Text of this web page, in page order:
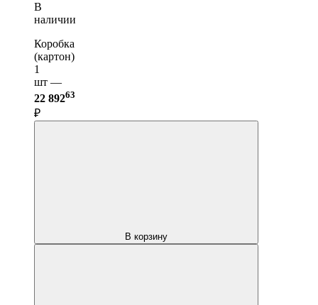
В
наличии
Коробка
(картон)
1
шт —
22 89263
₽
В корзину